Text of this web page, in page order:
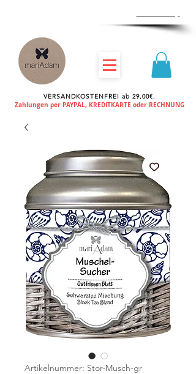
VERSANDKOSTENFREI ab 29,00€.
Zahlungen per PAYPAL, KREDITKARTE oder RECHNUNG
Artikelnummer: Stor-Musch-gr